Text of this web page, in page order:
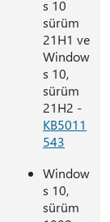
s 10
sürüm
21H1 ve
Window
s 10,
sürüm
21H2 -
KB5011
543
Window
s 10,
sürüm